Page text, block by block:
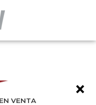
×
VENTA